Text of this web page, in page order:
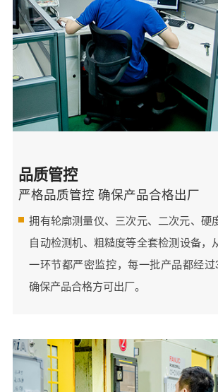
品质管控
严格品质管控 确保产品合格出厂
拥有轮廓测量仪、三次元、二次元、硬
自动检测机、粗糙度等全套检测设备，
一环节都严密监控，每一批产品都经过
确保产品合格方可出厂。